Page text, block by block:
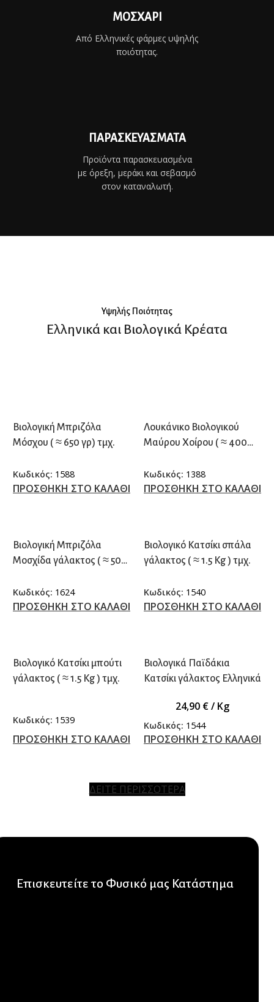
ΜΟΣΧΑΡΙ
Από Ελληνικές φάρμες υψηλής
ποιότητας.
ΠΑΡΑΣΚΕΥΑΣΜΑΤΑ
Προϊόντα παρασκευασμένα
με όρεξη, μεράκι και σεβασμό
στον καταναλωτή.
Υψηλής Ποιότητας
Ελληνικά και Βιολογικά Κρέατα
Βιολογική Μπριζόλα
Μόσχου ( ≈ 650 γρ) τμχ.
Κωδικός: 1588
ΠΡΟΣΘΗΚΗ ΣΤΟ ΚΑΛΑΘΙ
Λουκάνικο Βιολογικού
Μαύρου Χοίρου ( ≈ 400
Κωδικός: 1388
ΠΡΟΣΘΗΚΗ ΣΤΟ ΚΑΛΑΘΙ
Βιολογική Μπριζόλα
Μοσχίδα γάλακτος ( ≈ 500
Κωδικός: 1624
ΠΡΟΣΘΗΚΗ ΣΤΟ ΚΑΛΑΘΙ
Βιολογικό Κατσίκι σπάλα
γάλακτος ( ≈ 1.5 Kg ) τμχ.
Κωδικός: 1540
ΠΡΟΣΘΗΚΗ ΣΤΟ ΚΑΛΑΘΙ
Βιολογικό Κατσίκι μπούτι
γάλακτος ( ≈ 1.5 Kg ) τμχ.
Κωδικός: 1539
ΠΡΟΣΘΗΚΗ ΣΤΟ ΚΑΛΑΘΙ
Βιολογικά Παϊδάκια
Κατσίκι γάλακτος Ελληνικά
24,90 €/ Kg
Κωδικός: 1544
ΠΡΟΣΘΗΚΗ ΣΤΟ ΚΑΛΑΘΙ
ΔΕΙΤΕ ΠΕΡΙΣΣΟΤΕΡΑ
Επισκευτείτε το Φυσικό μας Κατάστημα